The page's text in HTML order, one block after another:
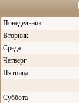
Понедельник
Вторник
Среда
Четверг
Пятница
Суббота